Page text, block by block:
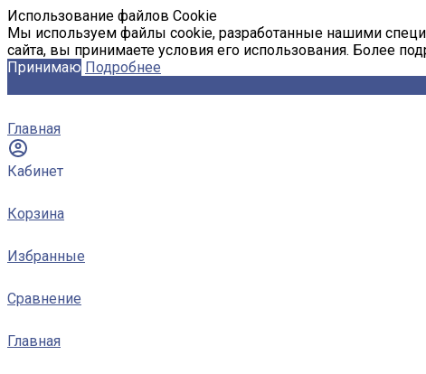
Использование файлов Cookie
Мы используем файлы cookie, разработанные нашими
сайта, вы принимаете условия его использования. Более
Принимаю Подробнее
Главная
Кабинет
Корзина
Избранные
Сравнение
Главная